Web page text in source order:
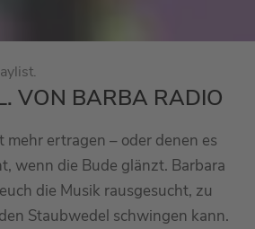
VON BARBA RADIO
mehr ertragen – oder denen es
wenn die Bude glänzt. Barbara
die Musik rausgesucht, zu
Staubwedel schwingen kann.